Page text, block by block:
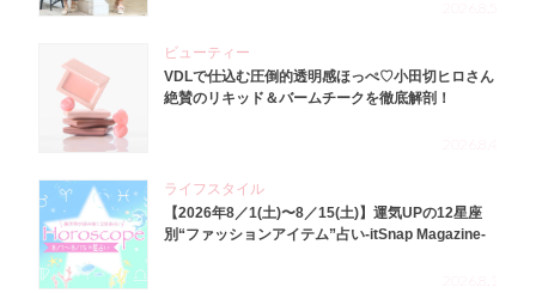
ビューティー
VDLで仕込む圧倒的透明感ほっぺ♡小田切ヒロさん
絶賛のリキッド＆バームチークを徹底解剖！
ライフスタイル
【2026年8／1(土)〜8／15(土)】運気UPの12星座
別“ファッションアイテム”占い-itSnap Magazine-